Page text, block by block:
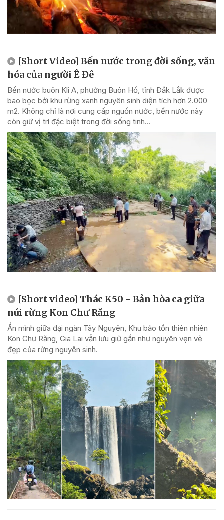
[Short Video] Bến nước trong đời sống, văn
hóa của người Ê Đê
Bến nước buôn Kli A, phường Buôn Hồ, tỉnh Đắk Lắk được
bao bọc bởi khu rừng xanh nguyên sinh diện tích hơn 2.000
m2. Không chỉ là nơi cung cấp nguồn nước, bến nước này
còn giữ vị trí đặc biệt trong đời sống tinh...
[Short video] Thác K50 - Bản hòa ca giữa
núi rừng Kon Chư Răng
Ẩn mình giữa đại ngàn Tây Nguyên, Khu bảo tồn thiên nhiên
Kon Chư Răng, Gia Lai vẫn lưu giữ gần như nguyên vẹn vẻ
đẹp của rừng nguyên sinh.